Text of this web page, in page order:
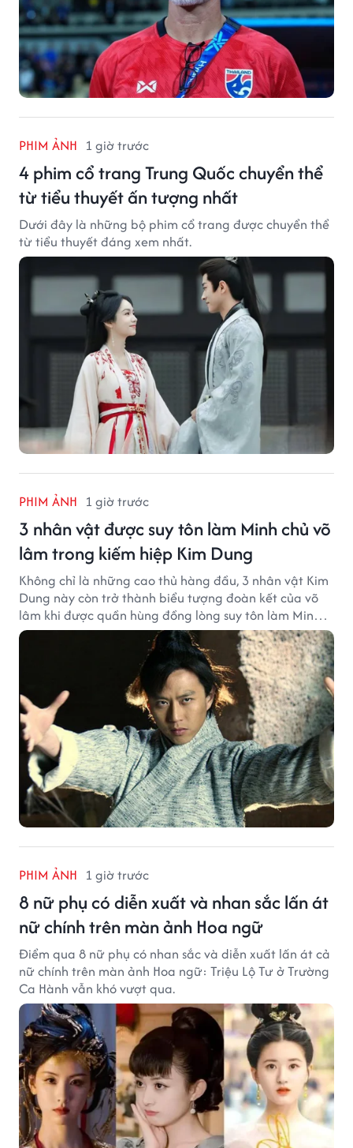
PHIM ẢNH 1 giờ trước
4 phim cổ trang Trung Quốc chuyển thể
từ tiểu thuyết ấn tượng nhất
Dưới đây là những bộ phim cổ trang được chuyển thể
từ tiểu thuyết đáng xem nhất.
PHIM ẢNH 1 giờ trước
3 nhân vật được suy tôn làm Minh chủ võ
lâm trong kiếm hiệp Kim Dung
Không chỉ là những cao thủ hàng đầu, 3 nhân vật Kim
Dung này còn trở thành biểu tượng đoàn kết của võ
lâm khi được quần hùng đồng lòng suy tôn làm Minh
chủ.
PHIM ẢNH 1 giờ trước
8 nữ phụ có diễn xuất và nhan sắc lấn át
nữ chính trên màn ảnh Hoa ngữ
Điểm qua 8 nữ phụ có nhan sắc và diễn xuất lấn át cả
nữ chính trên màn ảnh Hoa ngữ: Triệu Lộ Tư ở Trường
Ca Hành vẫn khó vượt qua.